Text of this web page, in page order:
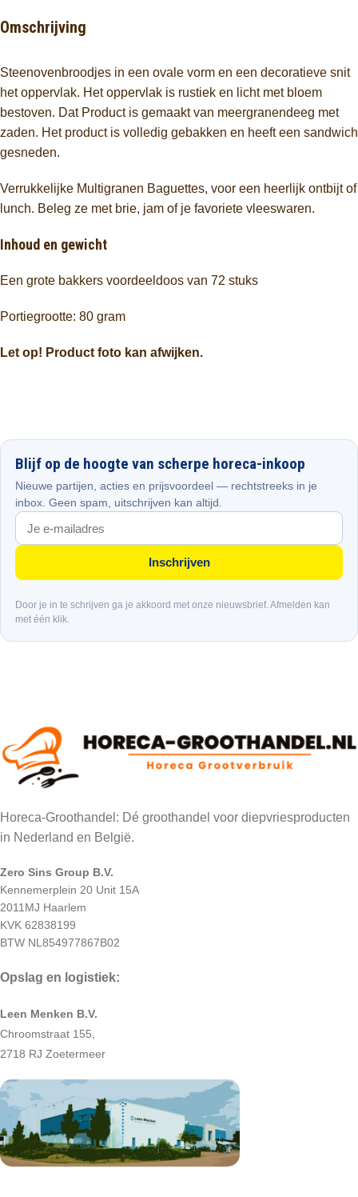
Omschrijving
Steenovenbroodjes in een ovale vorm en een decoratieve snit
het oppervlak. Het oppervlak is rustiek en licht met bloem
bestoven. Dat Product is gemaakt van meergranendeeg met
zaden. Het product is volledig gebakken en heeft een sandwich
gesneden.
Verrukkelijke Multigranen Baguettes, voor een heerlijk ontbijt of
lunch. Beleg ze met brie, jam of je favoriete vleeswaren.
Inhoud en gewicht
Een grote bakkers voordeeldoos van 72 stuks
Portiegrootte: 80 gram
Let op! Product foto kan afwijken.
Blijf op de hoogte van scherpe horeca-inkoop
Nieuwe partijen, acties en prijsvoordeel — rechtstreeks in je
inbox. Geen spam, uitschrijven kan altijd.
Inschrijven
Door je in te schrijven ga je akkoord met onze nieuwsbrief. Afmelden kan
met één klik.
Horeca-Groothandel: Dé groothandel voor diepvriesproducten
in Nederland en België.
Zero Sins Group B.V.
Kennemerplein 20 Unit 15A
2011MJ Haarlem
KVK 62838199
BTW NL854977867B02
Opslag en logistiek:
Leen Menken B.V.
Chroomstraat 155,
2718 RJ Zoetermeer